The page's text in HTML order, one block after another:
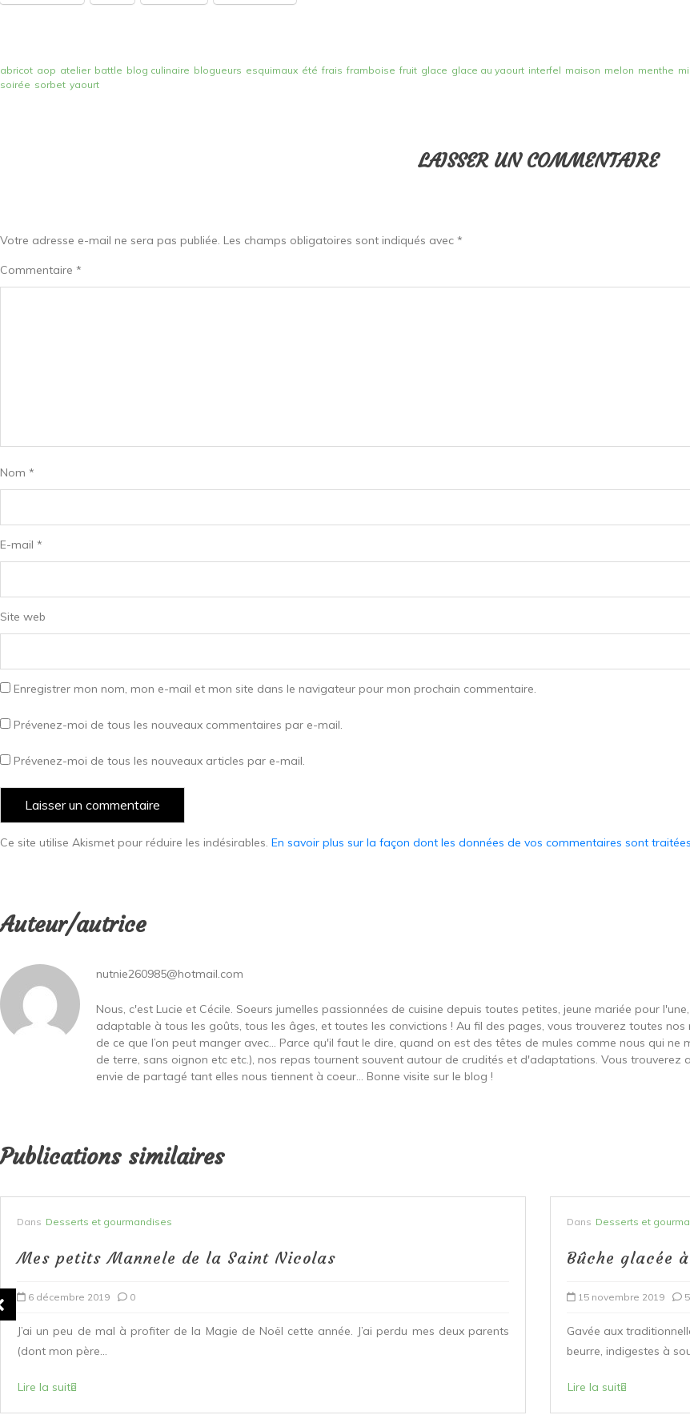
abricot aop atelier battle blog culinaire blogueurs esquimaux été frais framboise fruit glace glace au yaourt interfel maison melon menthe
soirée sorbet yaourt
LAISSER UN COMMENTAIRE
Votre adresse e-mail ne sera pas publiée. Les champs obligatoires sont indiqués avec *
Commentaire *
Nom *
E-mail *
Site web
Enregistrer mon nom, mon e-mail et mon site dans le navigateur pour mon prochain commentaire.
Prévenez-moi de tous les nouveaux commentaires par e-mail.
Prévenez-moi de tous les nouveaux articles par e-mail.
Ce site utilise Akismet pour réduire les indésirables. En savoir plus sur la façon dont les données de vos commentaires sont traitées
Auteur/autrice
nutnie260985@hotmail.com
Nous, c'est Lucie et Cécile. Soeurs jumelles passionnées de cuisine depuis toutes petites, jeune mariée pour
adaptable à tous les goûts, tous les âges, et toutes les convictions ! Au fil des pages, vous trouverez toutes
de ce que l’on peut manger avec… Parce qu'il faut le dire, quand on est des têtes de mules comme nous qui
de terre, sans oignon etc etc.), nos repas tournent souvent autour de crudités et d'adaptations. Vous trouverez
envie de partagé tant elles nous tiennent à coeur... Bonne visite sur le blog !
Publications similaires
Dans Desserts et gourmandises
Mes petits Mannele de la Saint Nicolas
6 décembre 2019 0
J’ai un peu de mal à profiter de la Magie de Noël cette année. J’ai perdu mes deux parents
(dont mon père...
Lire la suite
Dans Desserts et
Bûche glacée
15 novembre 2019
Gavée aux
beurre, indigestes à
Lire la suite